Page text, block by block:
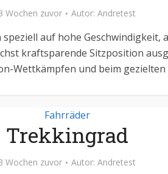
Wochen zuvor Autor: Andretest
auf hohe Geschwindigkeit,
kraftsparende Sitzposition
Wettkämpfen und beim
Fahrräder
Trekkingrad
Wochen zuvor Autor: Andretest